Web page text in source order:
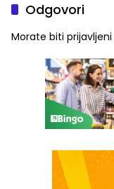
Odgovori
Morate biti prijavljeni